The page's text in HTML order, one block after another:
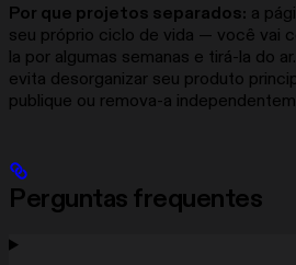
Por que projetos separados: a
seu próprio ciclo de vida — você vai
la por algumas semanas e tirá-la do
evita desorganizar seu produto
publique ou remova-a
Perguntas frequentes